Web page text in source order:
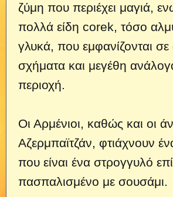
ζύμη που περιέχει μαγιά,
πολλά είδη corek, τόσο
γλυκά, που εμφανίζονται
σχήματα και μεγέθη
περιοχή.
Οι Αρμένιοι, καθώς και οι
Αζερμπαϊτζάν, φτιάχνουν
που είναι ένα στρογγυλό
πασπαλισμένο με σουσάμι.